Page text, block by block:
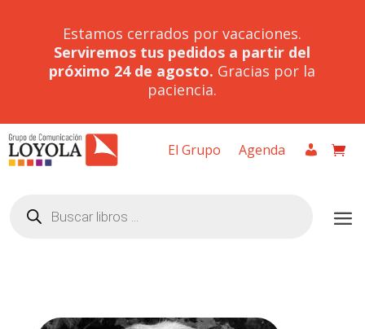
Estamos cerrados por vacaciones.
Serviremos tus pedidos a partir del
próximo 24 de agosto. Gracias por la
paciencia.
El Grupo Agenda
productos